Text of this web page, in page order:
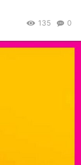
0
135